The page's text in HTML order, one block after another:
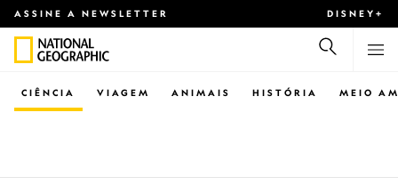
ASSINE A NEWSLETTER DISNEY+
CIÊNCIA VIAGEM ANIMAIS HISTÓRIA MEIO